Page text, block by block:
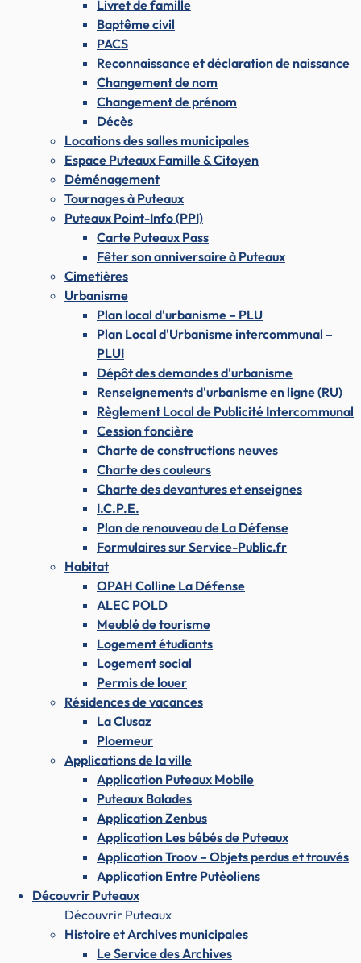
Livret de famille
Baptême civil
PACS
Reconnaissance et déclaration de naissance
Changement de nom
Changement de prénom
Décès
Locations des salles municipales
Espace Puteaux Famille & Citoyen
Déménagement
Tournages à Puteaux
Puteaux Point-Info (PPI)
Carte Puteaux Pass
Fêter son anniversaire à Puteaux
Cimetières
Urbanisme
Plan local d'urbanisme – PLU
Plan Local d'Urbanisme intercommunal –
PLUI
Dépôt des demandes d'urbanisme
Renseignements d'urbanisme en ligne (RU)
Règlement Local de Publicité Intercommunal
Cession foncière
Charte de constructions neuves
Charte des couleurs
Charte des devantures et enseignes
I.C.P.E.
Plan de renouveau de La Défense
Formulaires sur Service-Public.fr
Habitat
OPAH Colline La Défense
ALEC POLD
Meublé de tourisme
Logement étudiants
Logement social
Permis de louer
Résidences de vacances
La Clusaz
Ploemeur
Applications de la ville
Application Puteaux Mobile
Puteaux Balades
Application Zenbus
Application Les bébés de Puteaux
Application Troov – Objets perdus et trouvés
Application Entre Putéoliens
Découvrir Puteaux
Découvrir Puteaux
Histoire et Archives municipales
Le Service des Archives